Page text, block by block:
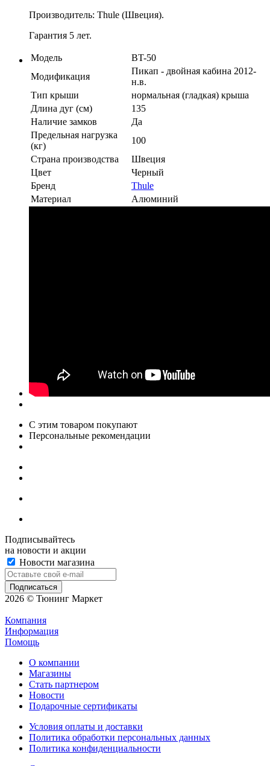
Производитель: Thule (Швеция).
Гарантия 5 лет.
Модель
BT-50
Модификация
Пикап - двойная кабина 2012-
н.в.
Тип крыши
нормальная (гладкая) крыша
Длина дуг (см)
135
Наличие замков
Да
Предельная нагрузка
(кг)
100
Страна производства
Швеция
Цвет
Черный
Бренд
Thule
Материал
Алюминий
С этим товаром покупают
Персональные рекомендации
Подписывайтесь
на новости и акции
Новости магазина
2026 © Тюнинг Маркет
Компания
Информация
Помощь
О компании
Магазины
Стать партнером
Новости
Подарочные сертификаты
Условия оплаты и доставки
Политика обработки персональных данных
Политика конфиденциальности